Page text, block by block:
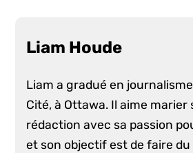
Liam Houde
Liam a gradué en
Cité, à Ottawa. Il aime marier
rédaction avec sa passion
et son objectif est de faire du